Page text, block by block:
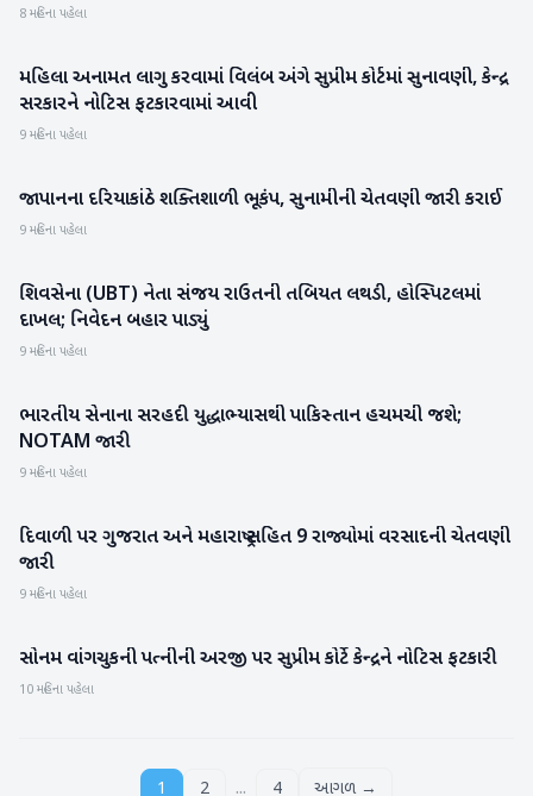
8 મહિના પહેલા
રાષ્ટ્રીય
મહિલા અનામત લાગુ કરવામાં વિલંબ અંગે સુપ્રીમ કોર્ટમાં સુનાવણી, કેન્દ્ર
સરકારને નોટિસ ફટકારવામાં આવી
9 મહિના પહેલા
આંતરરાષ્ટ્રીય
જાપાનના દરિયાકાંઠે શક્તિશાળી ભૂકંપ, સુનામીની ચેતવણી જારી કરાઈ
9 મહિના પહેલા
રાષ્ટ્રીય
શિવસેના (UBT) નેતા સંજય રાઉતની તબિયત લથડી, હોસ્પિટલમાં
દાખલ; નિવેદન બહાર પાડ્યું
9 મહિના પહેલા
રાષ્ટ્રીય
ભારતીય સેનાના સરહદી યુદ્ધાભ્યાસથી પાકિસ્તાન હચમચી જશે;
NOTAM જારી
9 મહિના પહેલા
રાષ્ટ્રીય
દિવાળી પર ગુજરાત અને મહારાષ્ટ્ર સહિત 9 રાજ્યોમાં વરસાદની ચેતવણી
જારી
9 મહિના પહેલા
રાષ્ટ્રીય
સોનમ વાંગચુકની પત્નીની અરજી પર સુપ્રીમ કોર્ટે કેન્દ્રને નોટિસ ફટકારી
10 મહિના પહેલા
1 2 ... 4 આગળ →